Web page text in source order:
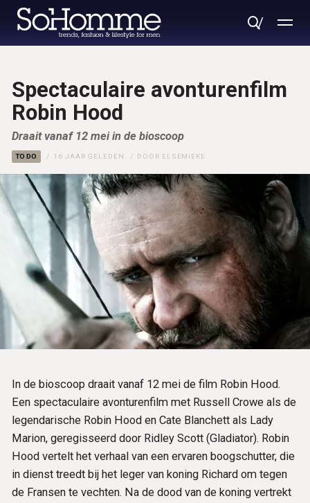
Spectaculaire avonturenfilm
Robin Hood
Draait vanaf 12 mei in de bioscoop
TO DO 16 JAAR GELEDEN DOOR ELSEMIEKE
In de bioscoop draait vanaf 12 mei de film Robin Hood.
Een spectaculaire avonturenfilm met Russell Crowe als de
legendarische Robin Hood en Cate Blanchett als Lady
Marion, geregisseerd door Ridley Scott (Gladiator). Robin
Hood vertelt het verhaal van een ervaren boogschutter, die
in dienst treedt bij het leger van koning Richard om tegen
de Fransen te vechten. Na de dood van de koning vertrekt